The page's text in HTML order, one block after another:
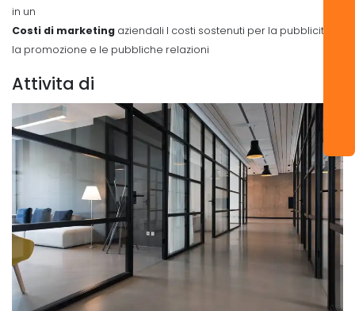
in un
Costi di marketing aziendali I costi sostenuti per la pubblicita,
la promozione e le pubbliche relazioni
Attivita di